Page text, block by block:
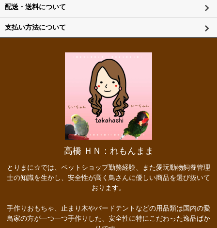
配送・送料について
支払い方法について
高橋 ＨＮ：れもんまま
とりまに☆では、ペットショップ勤務経験、また愛玩動物飼養管理
士の知識を生かし、安全性が高く鳥さんに優しい商品を選び抜いて
おります。
手作りおもちゃ、止まり木やバードテントなどの用品類は国内の愛
鳥家の方が一つ一つ手作りした、安全性に特にこだわった逸品ばか